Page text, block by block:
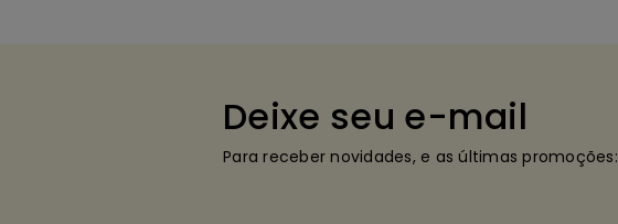
Deixe seu e-mail
Para receber novidades, e as últimas promoções: